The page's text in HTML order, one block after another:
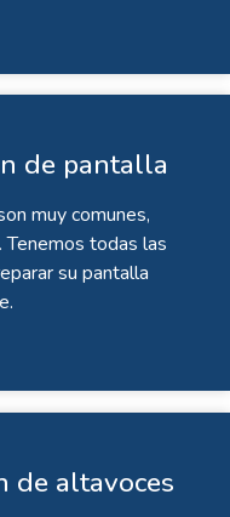
de pantalla
muy comunes,
Tenemos todas las
su pantalla
de altavoces